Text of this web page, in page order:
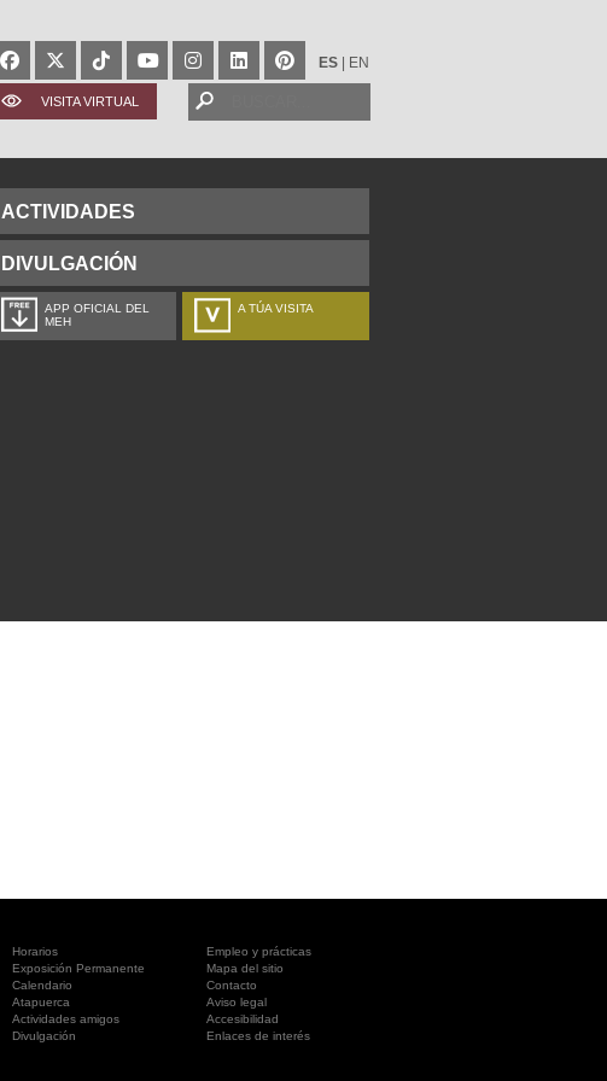
ES EN
VISITA VIRTUAL
ACTIVIDADES
DIVULGACIÓN
APP OFICIAL DEL
MEH
A TÚA VISITA
Horarios
Empleo y prácticas
Exposición Permanente
Mapa del sitio
Calendario
Contacto
Atapuerca
Aviso legal
Actividades amigos
Accesibilidad
Divulgación
Enlaces de interés